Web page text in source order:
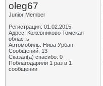
oleg67
Junior Member
Регистрация: 01.02.2015
Адрес: Кожевниково Томская
область
Автомобиль: Нива Урбан
Сообщений: 13
Сказал(а) спасибо: 0
Поблагодарили 1 раз в 1
сообщении